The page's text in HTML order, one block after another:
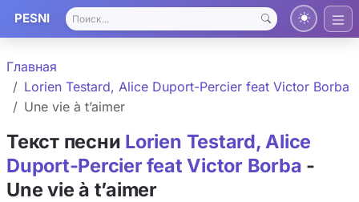
PESNI
Главная
Lorien Testard, Alice Duport-Percier feat Victor Borba
Une vie à t’aimer
Текст песни Lorien Testard, Alice
Duport-Percier feat Victor Borba -
Une vie à t’aimer